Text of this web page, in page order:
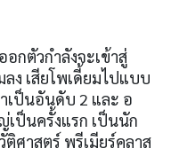
กตัวกำลังจะเข้าสู่
ง เสียโพเดี้ยมไปแบบ
เป็นอันดับ 2 และ อ
เป็นครั้งแรก เป็นนัก
ติศาสตร์ พรีเมียร์คลาส